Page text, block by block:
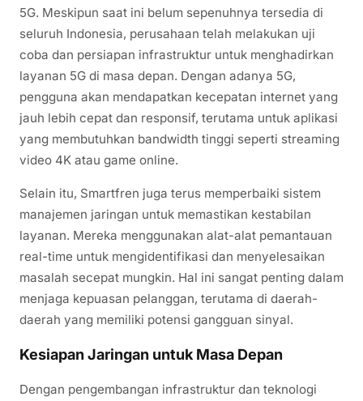
5G. Meskipun saat ini belum sepenuhnya tersedia di
seluruh Indonesia, perusahaan telah melakukan uji
coba dan persiapan infrastruktur untuk menghadirkan
layanan 5G di masa depan. Dengan adanya 5G,
pengguna akan mendapatkan kecepatan internet yang
jauh lebih cepat dan responsif, terutama untuk aplikasi
yang membutuhkan bandwidth tinggi seperti streaming
video 4K atau game online.
Selain itu, Smartfren juga terus memperbaiki sistem
manajemen jaringan untuk memastikan kestabilan
layanan. Mereka menggunakan alat-alat pemantauan
real-time untuk mengidentifikasi dan menyelesaikan
masalah secepat mungkin. Hal ini sangat penting dalam
menjaga kepuasan pelanggan, terutama di daerah-
daerah yang memiliki potensi gangguan sinyal.
Kesiapan Jaringan untuk Masa Depan
Dengan pengembangan infrastruktur dan teknologi